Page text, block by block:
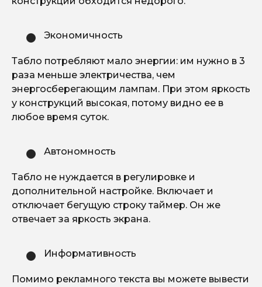
Экономичность
Табло потребляют мало энергии: им нужно в 3
раза меньше электричества, чем
энергосберегающим лампам. При этом яркость
у конструкций высокая, потому видно ее в
любое время суток.
Автономность
Табло не нуждается в регулировке и
дополнительной настройке. Включает и
отключает бегущую строку таймер. Он же
отвечает за яркость экрана.
Информативность
Помимо рекламного текста вы можете вывести